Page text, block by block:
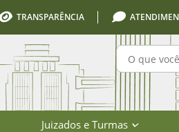
TRANSPARÊNCIA
Juizados e Turmas